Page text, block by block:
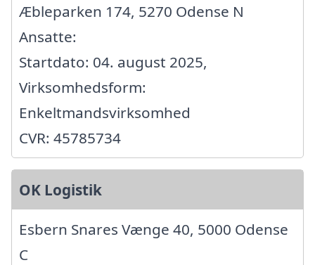
Æbleparken 174, 5270 Odense N
Ansatte:
Startdato: 04. august 2025,
Virksomhedsform:
Enkeltmandsvirksomhed
CVR: 45785734
OK Logistik
Esbern Snares Vænge 40, 5000 Odense
C